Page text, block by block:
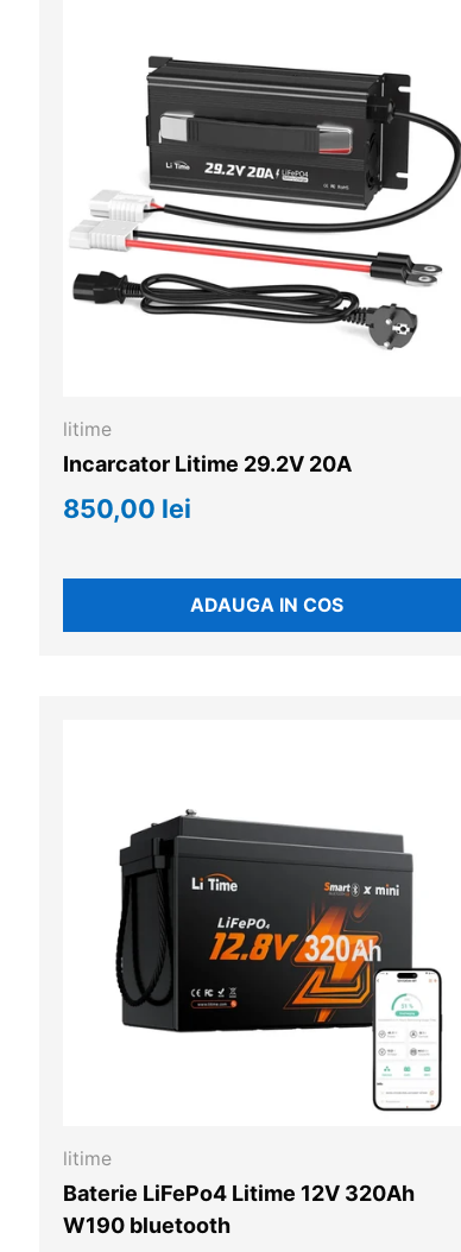
litime
Incarcator Litime 29.2V 20A
850,00 lei
ADAUGA IN COS
litime
Baterie LiFePo4 Litime 12V 320Ah
W190 bluetooth